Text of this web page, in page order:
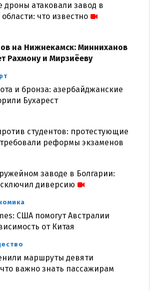
дроны атаковали завод в
что известно
на Нижнекамск: Минниханов
Рахмону и Мирзиёеву
и бронза: азербайджанские
Бухарест
студентов: протестующие
реформы экзаменов
заводе в Болгарии:
диверсию
США помогут Австралии
от Китая
маршруты девяти
важно знать пассажирам